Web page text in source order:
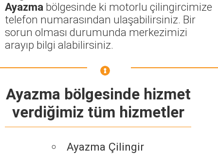
Ayazma bölgesinde ki motorlu çilingircimize
telefon numarasından ulaşabilirsiniz. Bir
sorun olması durumunda merkezimizi
arayıp bilgi alabilirsiniz.
Ayazma bölgesinde hizmet
verdiğimiz tüm hizmetler
Ayazma Çilingir